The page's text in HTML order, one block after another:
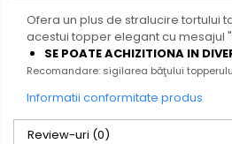
Ofera un plus de stralucire tortului
acestui topper elegant cu mesajul
SE POATE ACHIZITIONA IN
Recomandare: sigilarea băţului
Informatii conformitate produs
Review-uri (0)